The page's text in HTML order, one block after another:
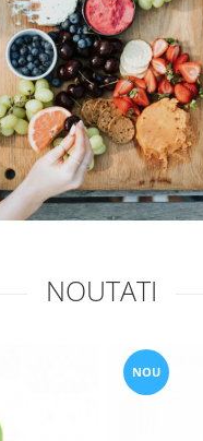
NOUTATI
NOU